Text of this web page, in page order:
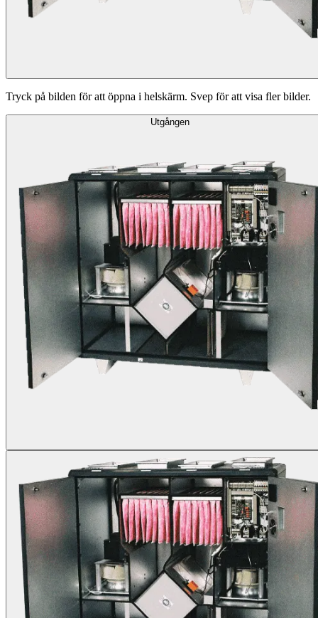
Tryck på bilden för att öppna i helskärm. Svep för att visa fler bilder.
Utgången